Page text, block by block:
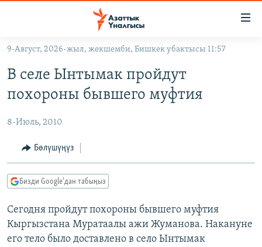
Навигацияга
өтүңүз
салыңызКЫРГЫЗСТАН
САЯСАТ
ЭКОНОМИКА
ДҮЙНӨ
ДҮЙНӨ
БОРБОР АЗИЯ
УКРАИНА
АТАЙЫН ИЛИКТӨӨ
БҮГҮН АЗАТТЫКТА
ЭКСПЕРТТЕР ТАЛДАЙТ
БИЗ ЖАНА ДҮЙНӨ
ПОДКАСТ
ӨЗГӨЧӨ ПИКИР
Русский
9-Август, 2026-жыл, жекшемби, Бишкек убактысы 11:57
В селе Ынтымак пройдут
похороны бывшего муфтия
8-Июль, 2010
Бөлүшүңүз
Бизди Google'дан табыңыз
Сегодня пройдут похороны бывшего муфтия
Кыргызстана Муратаалы ажи Жуманова. Накануне
его тело было доставлено в село Ынтымак